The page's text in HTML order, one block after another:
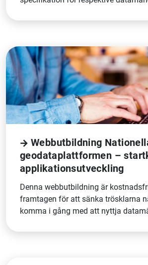
Webbutbildning
geodataplattformen –
applikationsutveckling
Denna webbutbildning är
framtagen för att sänka trösklarna
komma i gång med att nyttja